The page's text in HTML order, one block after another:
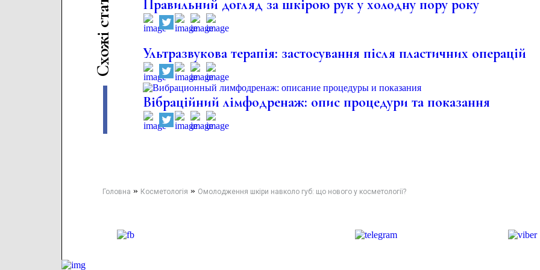
С
х
о
ж
і
с
т
а Правильний догляд за шкірою рук у холодну пору року
Ультразвукова терапія: застосування після пластичних операцій
Вібраційний лімфодренаж: опис процедури та показання
Головна » Косметологія » Омолодження шкіри навколо губ: що нового у косметології?